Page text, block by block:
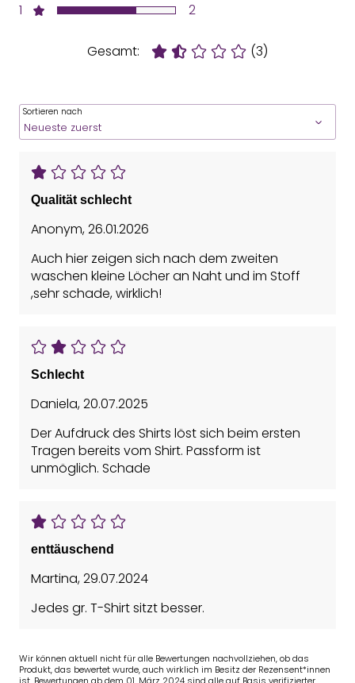
1
2
Gesamt: (3)
Sortieren nach
Qualität schlecht
Anonym,26.01.2026
Auch hier zeigen sich nach dem zweiten
waschen kleine Löcher an Naht und im Stoff
,sehr schade, wirklich!
Schlecht
Daniela,20.07.2025
Der Aufdruck des Shirts löst sich beim ersten
Tragen bereits vom Shirt. Passform ist
unmöglich. Schade
enttäuschend
Martina,29.07.2024
Jedes gr. T-Shirt sitzt besser.
Wir können aktuell nicht für alle Bewertungen nachvollziehen, ob das
Produkt, das bewertet wurde, auch wirklich im Besitz der Rezensent*innen